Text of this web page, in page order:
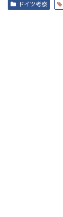
ドイツ考察